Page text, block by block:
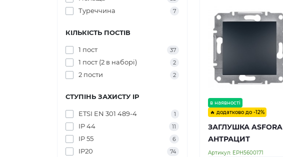
Туреччина 7
КІЛЬКІСТЬ ПОСТІВ
1 пост 37
1 пост (2 в наборі) 2
2 пости 2
СТУПІНЬ ЗАХИСТУ IP
ETSI EN 301 489-4 1
IP 44 11
IP 55 6
IP20 74
в наявності
🔥 додатково до -12%
ЗАГЛУШКА ASFORA
АНТРАЦИТ
Артикул: EPH5600171